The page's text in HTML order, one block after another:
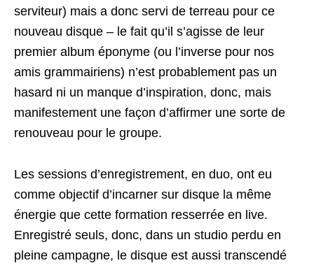
serviteur) mais a donc servi de terreau pour ce
nouveau disque – le fait qu’il s’agisse de leur
premier album éponyme (ou l’inverse pour nos
amis grammairiens) n’est probablement pas un
hasard ni un manque d’inspiration, donc, mais
manifestement une façon d’affirmer une sorte de
renouveau pour le groupe.
Les sessions d’enregistrement, en duo, ont eu
comme objectif d’incarner sur disque la même
énergie que cette formation resserrée en live.
Enregistré seuls, donc, dans un studio perdu en
pleine campagne, le disque est aussi transcendé